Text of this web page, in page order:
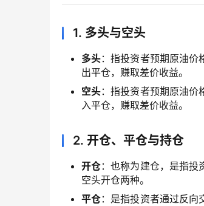
1. 多头与空头
多头：指投资者预期原油价
出平仓，赚取差价收益。
空头：指投资者预期原油价
入平仓，赚取差价收益。
2. 开仓、平仓与持仓
开仓：也称为建仓，是指投
空头开仓两种。
平仓：是指投资者通过反向